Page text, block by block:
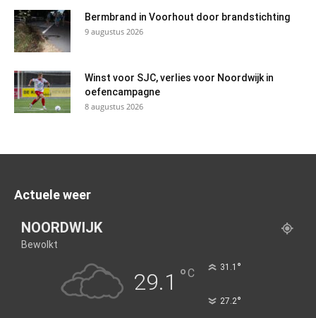
Bermbrand in Voorhout door brandstichting
9 augustus 2026
Winst voor SJC, verlies voor Noordwijk in
oefencampagne
8 augustus 2026
Actuele weer
NOORDWIJK
Bewolkt
29.1 °C 31.1 °
27.2°